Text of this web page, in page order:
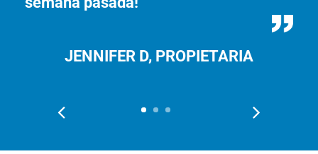
JENNIFER D, PROPIETARIA